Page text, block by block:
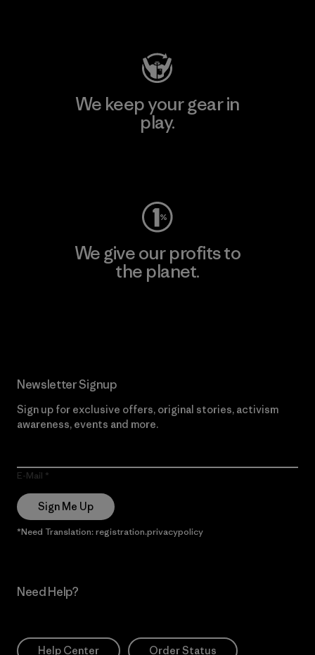
We keep your gear in
play.
We give our profits to
the planet.
Newsletter Signup
Sign up for exclusive offers, original stories, activism
awareness, events and more.
E-Mail
Sign Me Up
*Need Translation: registration.privacypolicy
Need Help?
Help Center Order Status